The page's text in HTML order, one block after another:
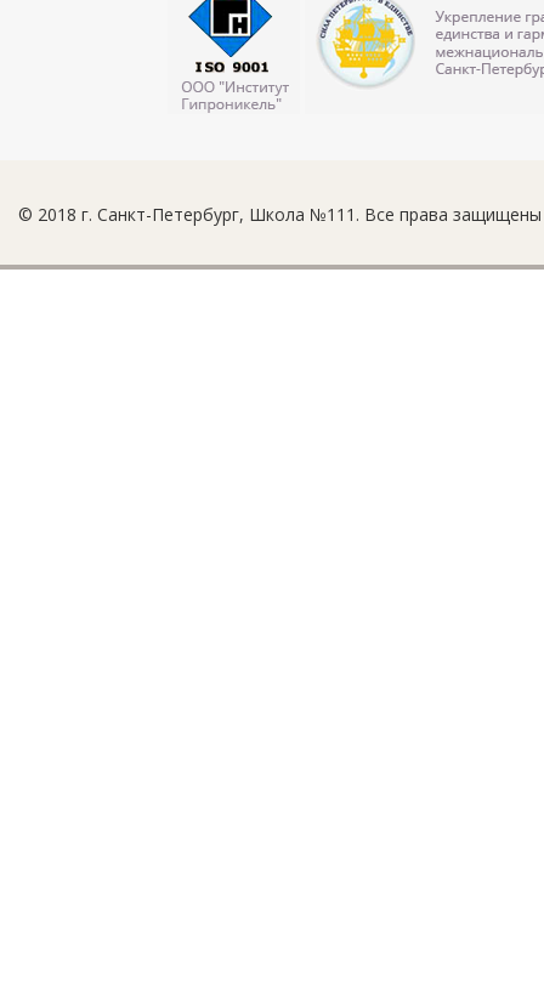
© 2018 г. Санкт-Петербург, Школа №111. Все права защищены